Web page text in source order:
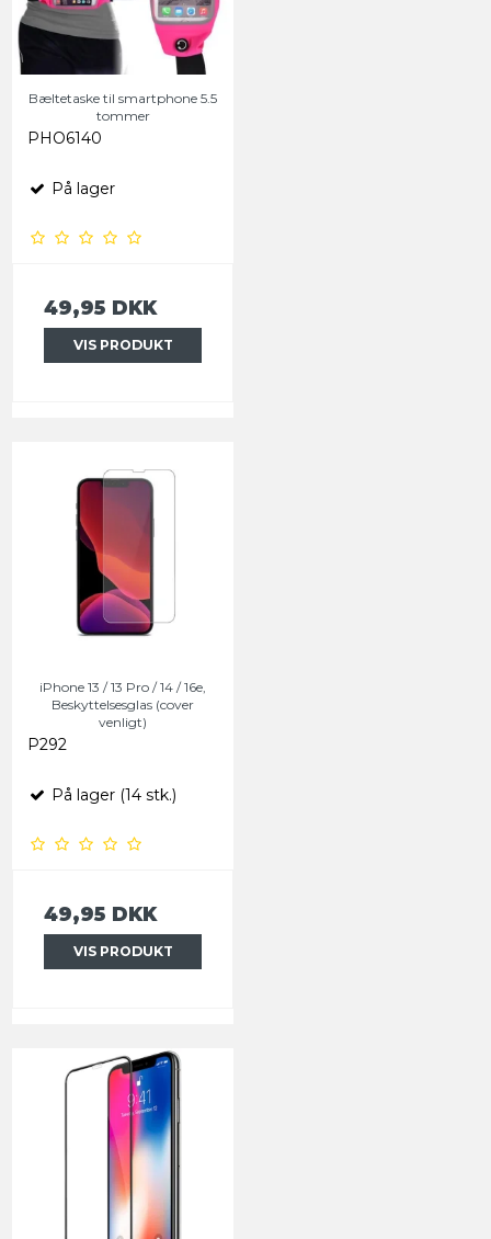
Bæltetaske til smartphone 5.5
tommer
PHO6140
På lager
49,95 DKK
VIS PRODUKT
iPhone 13 / 13 Pro / 14 / 16e,
Beskyttelsesglas (cover
venligt)
P292
På lager (14 stk.)
49,95 DKK
VIS PRODUKT